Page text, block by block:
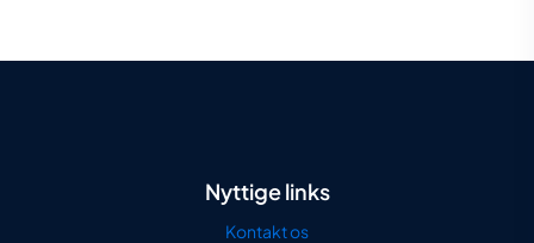
Nyttige links
Kontakt os